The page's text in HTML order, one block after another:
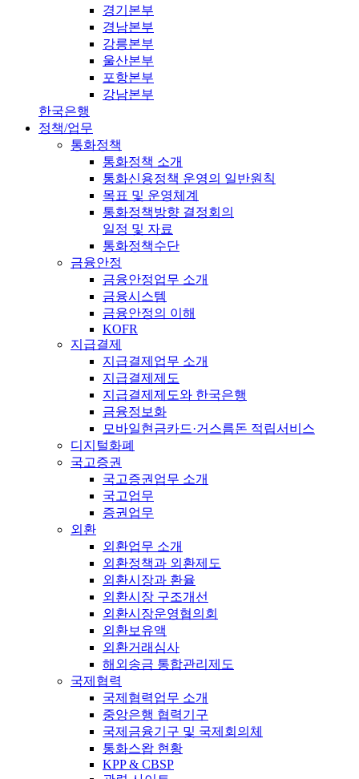
경기본부
경남본부
강릉본부
울산본부
포항본부
강남본부
한국은행
정책/업무
통화정책
통화정책 소개
통화신용정책 운영의 일반원칙
목표 및 운영체계
통화정책방향 결정회의
일정 및 자료
통화정책수단
금융안정
금융안정업무 소개
금융시스템
금융안정의 이해
KOFR
지급결제
지급결제업무 소개
지급결제제도
지급결제제도와 한국은행
금융정보화
모바일현금카드·거스름돈 적립서비스
디지털화폐
국고증권
국고증권업무 소개
국고업무
증권업무
외환
외환업무 소개
외환정책과 외환제도
외환시장과 환율
외환시장 구조개선
외환시장운영협의회
외환보유액
외환거래심사
해외송금 통합관리제도
국제협력
국제협력업무 소개
중앙은행 협력기구
국제금융기구 및 국제회의체
통화스왑 현황
KPP & CBSP